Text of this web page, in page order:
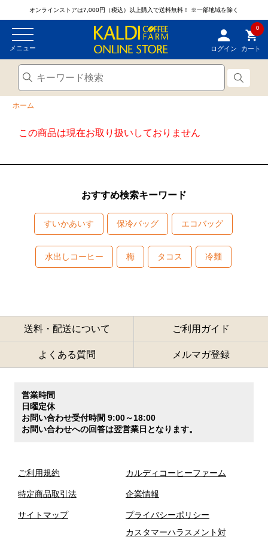
オンラインストアは7,000円（税込）以上購入で送料無料！ ※一部地域を除く
メニュー ログイン
0
カート
ホーム
この商品は現在お取り扱いしておりません
おすすめ検索キーワード
すいかあいす 保冷バッグ エコバッグ
水出しコーヒー 梅 タコス 冷麺
送料・配送について ご利用ガイド
よくある質問 メルマガ登録
営業時間
日曜定休
お問い合わせ受付時間 9:00～18:00
お問い合わせへの回答は翌営業日となります。
ご利用規約
特定商品取引法
サイトマップ
カルディコーヒーファーム
企業情報
プライバシーポリシー
カスタマーハラスメント対